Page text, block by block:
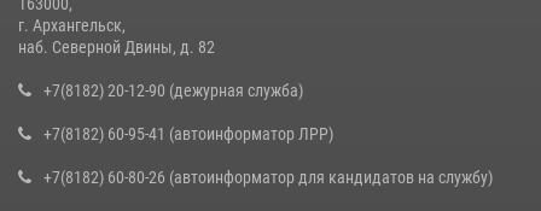
г. Архангельск,
наб. Северной Двины, д. 82
+7(8182) 20-12-90 (дежурная служба)
+7(8182) 60-95-41 (автоинформатор ЛРР)
+7(8182) 60-80-26 (автоинформатор для кандидатов на службу)